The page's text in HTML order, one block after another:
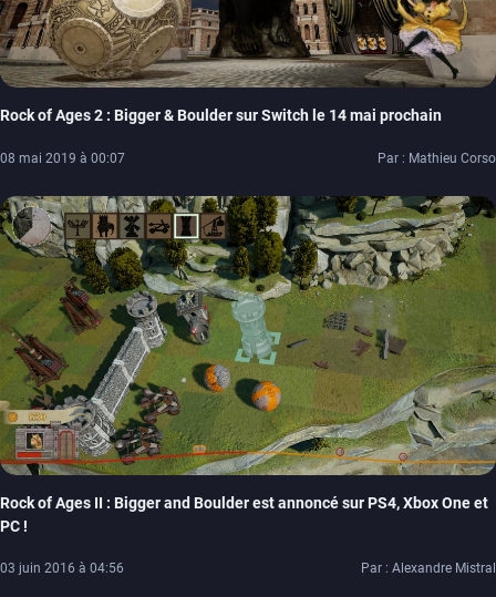
Rock of Ages 2 : Bigger & Boulder sur Switch le 14 mai prochain
08 mai 2019 à 00:07 Par : Mathieu Corso
Rock of Ages II : Bigger and Boulder est annoncé sur PS4, Xbox One et
PC !
03 juin 2016 à 04:56 Par : Alexandre Mistral